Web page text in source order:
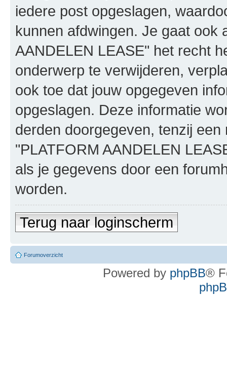
iedere post opgeslagen,
kunnen afdwingen. Je gaat ook
AANDELEN LEASE" het recht
onderwerp te verwijderen,
ook toe dat jouw opgegeven
opgeslagen. Deze informatie
derden doorgegeven, tenzij
"PLATFORM AANDELEN
als je gegevens door een
worden.
Terug naar loginscherm
Forumoverzicht
Powered by phpBB®